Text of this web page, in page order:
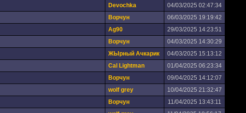
Devochka
04/03/2025 02:47:34
Ворчун
06/03/2025 19:19:42
Ag90
29/03/2025 14:23:51
Ворчун
04/03/2025 14:30:29
ЖЫрный Ачкарик
04/03/2025 15:13:12
Cal Lightman
01/04/2025 06:23:34
Ворчун
09/04/2025 14:12:07
wolf grey
10/04/2025 21:32:47
Ворчун
11/04/2025 13:43:11